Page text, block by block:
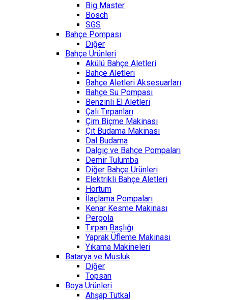
Big Master
Bosch
SGS
Bahçe Pompası
Diğer
Bahçe Ürünleri
Akülü Bahçe Aletleri
Bahçe Aletleri
Bahçe Aletleri Aksesuarları
Bahçe Su Pompası
Benzinli El Aletleri
Çalı Tırpanları
Çim Biçme Makinası
Çit Budama Makinası
Dal Budama
Dalgıç ve Bahçe Pompaları
Demir Tulumba
Diğer Bahçe Ürünleri
Elektrikli Bahçe Aletleri
Hortum
İlaçlama Pompaları
Kenar Kesme Makinası
Pergola
Tırpan Başlığı
Yaprak Üfleme Makinası
Yıkama Makineleri
Batarya ve Musluk
Diğer
Topsan
Boya Ürünleri
Ahşap Tutkal